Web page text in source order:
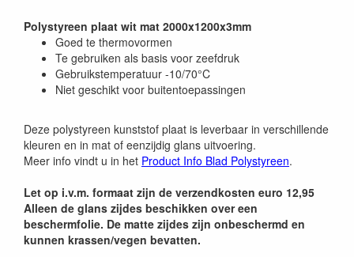
Polystyreen plaat wit mat 2000x1200x3mm
Goed te thermovormen
Te gebruiken als basis voor zeefdruk
Gebruikstemperatuur -10/70°C
Niet geschikt voor buitentoepassingen
Deze polystyreen kunststof plaat is leverbaar in verschillende
kleuren en in mat of eenzijdig glans uitvoering.
Meer info vindt u in het Product Info Blad Polystyreen.
Let op i.v.m. formaat zijn de verzendkosten euro 12,95
Alleen de glans zijdes beschikken over een
beschermfolie. De matte zijdes zijn onbeschermd en
kunnen krassen/vegen bevatten.